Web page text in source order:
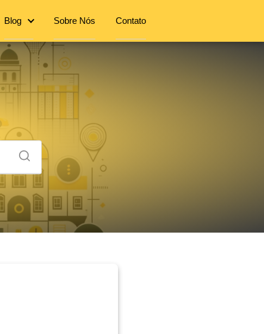
Blog Sobre Nós Contato